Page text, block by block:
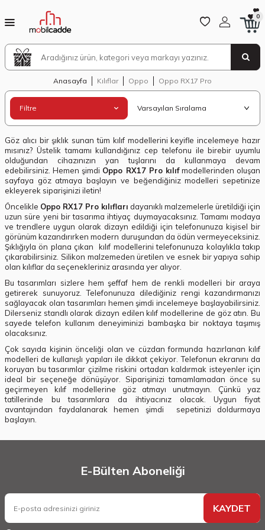
0
Anasayfa Kılıflar Oppo Oppo RX17 Pro
Filtre
Göz alıcı bir şıklık sunan tüm kılıf modellerini keyifle incelemeye hazır
mısınız? Üstelik tamamı kullandığınız cep telefonu ile birebir uyumlu
olduğundan cihazınızın yan tuşlarını da kullanmaya devam
edebilirsiniz. Hemen şimdi Oppo RX17 Pro kılıfmodellerinden oluşan
sayfaya göz atmaya başlayın ve beğendiğiniz modelleri sepetinize
ekleyerek siparişinizi iletin!
Öncelikle Oppo RX17 Pro kılıfları dayanıklı malzemelerle üretildiği için
uzun süre yeni bir tasarıma ihtiyaç duymayacaksınız. Tamamı modaya
ve trendlere uygun olarak dizayn edildiği için telefonunuza kişisel bir
görünüm kazandırırken modern duruşundan da ödün vermeyeceksiniz.
Şıklığıyla ön plana çıkan kılıf modellerini telefonunuza kolaylıkla takıp
çıkarabilirsiniz. Silikon malzemeden üretilen ve esnek bir yapıya sahip
olan kılıflar da seçenekleriniz arasında yer alıyor.
Bu tasarımları sizlere hem şeffaf hem de renkli modelleri bir araya
getirerek sunuyoruz. Telefonunuza dilediğiniz rengi kazandırmanızı
sağlayacak olan tasarımları hemen şimdi incelemeye başlayabilirsiniz.
Dilerseniz standlı olarak dizayn edilen kılıf modellerine de göz atın. Bu
sayede telefon kullanım deneyiminizi bambaşka bir noktaya taşımış
olacaksınız.
Çok sayıda kişinin önceliği olan ve cüzdan formunda hazırlanan kılıf
modelleri de kullanışlı yapıları ile dikkat çekiyor. Telefonun ekranını da
koruyan bu tasarımlar çizilme riskini ortadan kaldırmak isteyenler için
ideal bir seçeneğe dönüşüyor. Siparişinizi tamamlamadan önce su
geçirmeyen kılıf modellerine göz atmayı unutmayın. Çünkü yaz
tatillerinde bu tasarımlara da ihtiyacınız olacak. Uygun fiyat
avantajından faydalanarak hemen şimdi sepetinizi doldurmaya
başlayın.
E-Bülten Aboneliği
KAYDET